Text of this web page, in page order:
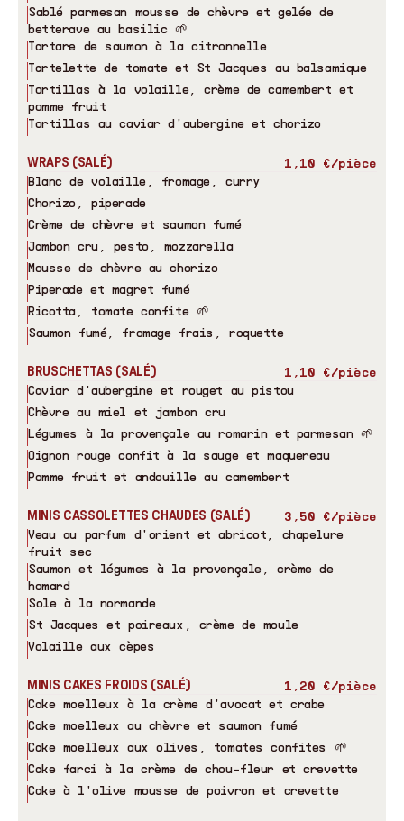
Sablé parmesan mousse de chèvre et gelée de
betterave au basilic 🌱
Tartare de saumon à la citronnelle
Tartelette de tomate et St Jacques au balsamique
Tortillas à la volaille, crème de camembert et
pomme fruit
Tortillas au caviar d'aubergine et chorizo
WRAPS (SALÉ)
1,10 €/pièce
Blanc de volaille, fromage, curry
Chorizo, piperade
Crème de chèvre et saumon fumé
Jambon cru, pesto, mozzarella
Mousse de chèvre au chorizo
Piperade et magret fumé
Ricotta, tomate confite 🌱
Saumon fumé, fromage frais, roquette
BRUSCHETTAS (SALÉ)
1,10 €/pièce
Caviar d'aubergine et rouget au pistou
Chèvre au miel et jambon cru
Légumes à la provençale au romarin et parmesan 🌱
Oignon rouge confit à la sauge et maquereau
Pomme fruit et andouille au camembert
MINIS CASSOLETTES CHAUDES (SALÉ)
3,50 €/pièce
Veau au parfum d'orient et abricot, chapelure
fruit sec
Saumon et légumes à la provençale, crème de
homard
Sole à la normande
St Jacques et poireaux, crème de moule
Volaille aux cèpes
MINIS CAKES FROIDS (SALÉ)
1,20 €/pièce
Cake moelleux à la crème d'avocat et crabe
Cake moelleux au chèvre et saumon fumé
Cake moelleux aux olives, tomates confites 🌱
Cake farci à la crème de chou-fleur et crevette
Cake à l'olive mousse de poivron et crevette